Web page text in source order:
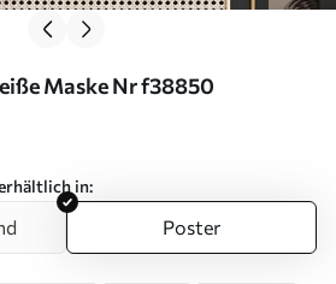
Maske Nr f38850
in:
Poster